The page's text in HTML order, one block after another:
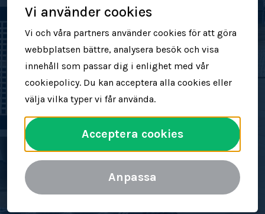
i arvode
Jämför mäklararvoden
Se vad mäklare tar för att sälja din
bostad
Spara tid och pengar
Jämför mäklararvoden
Vi använder cookies
Vi och våra partners använder cookies för att göra
webbplatsen bättre, analysera besök och visa
innehåll som passar dig i enlighet med vår
cookiepolicy. Du kan acceptera alla cookies eller
välja vilka typer vi får använda.
Acceptera cookies
Anpassa